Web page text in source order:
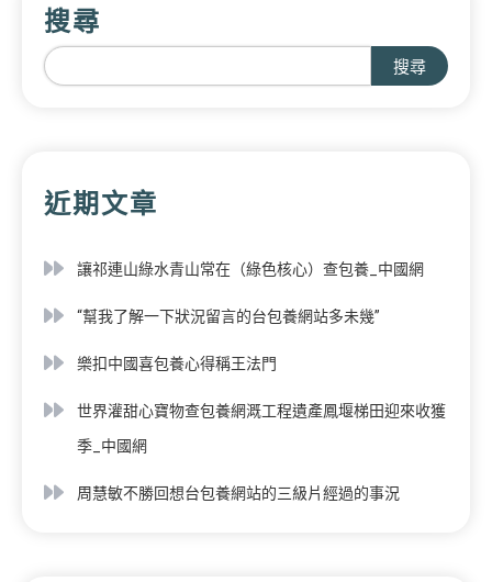
搜尋
搜尋
近期文章
讓祁連山綠水青山常在（綠色核心）查包養_中國網
“幫我了解一下狀況留言的台包養網站多未幾”
樂扣中國喜包養心得稱王法門
世界灌甜心寶物查包養網溉工程遺產鳳堰梯田迎來收獲
季_中國網
周慧敏不勝回想台包養網站的三級片經過的事況